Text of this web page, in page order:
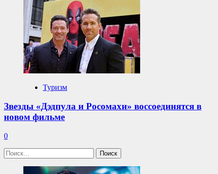
Туризм
Звезды «Дэдпула и Росомахи» воссоединятся в
новом фильме
0
Найти: